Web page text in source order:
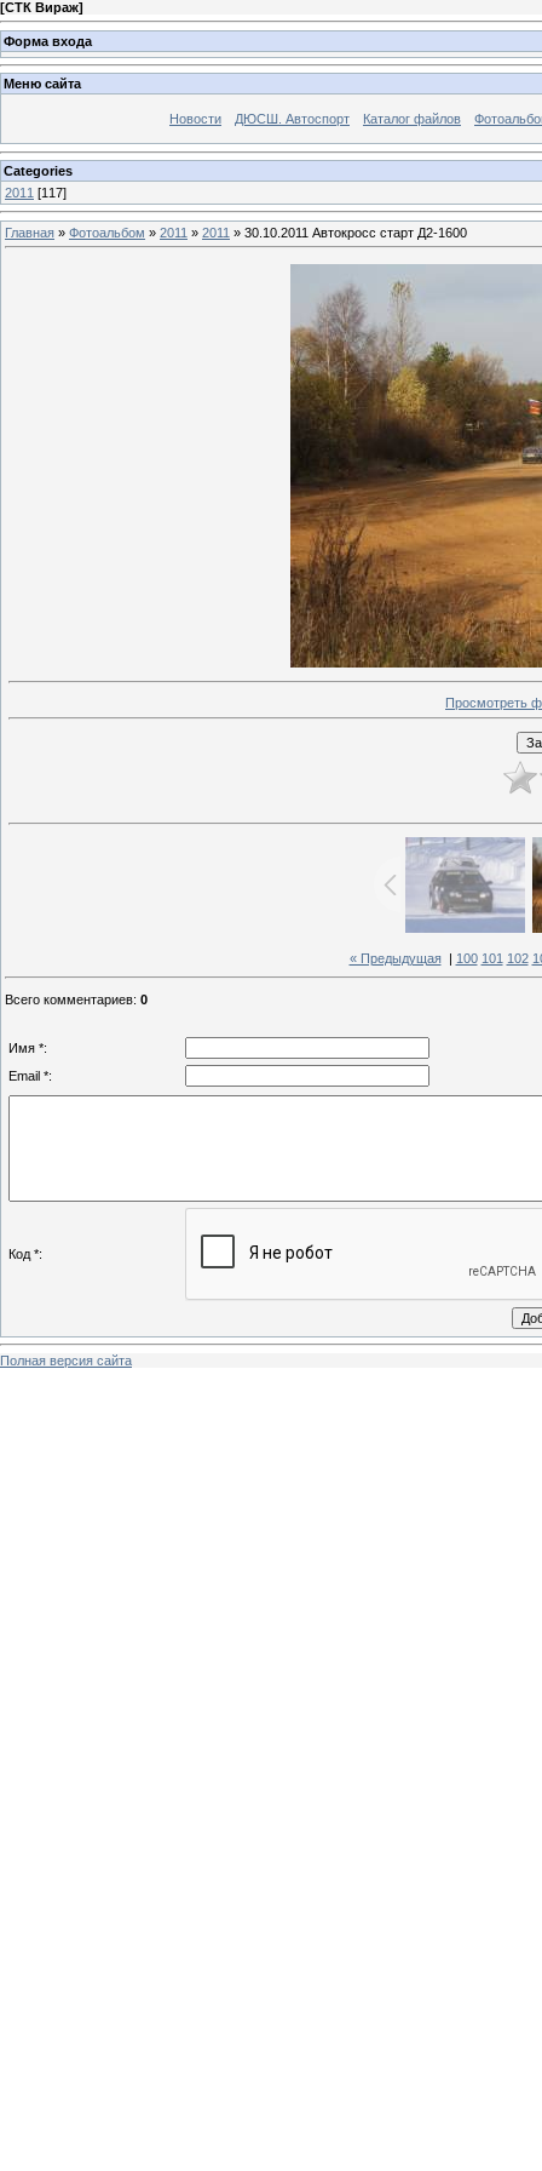
[СТК Вираж]
Форма входа
Меню сайта
Новости ДЮСШ. Автоспорт Каталог файлов
Categories
2011 [117]
Главная » Фотоальбом » 2011 » 2011 » 30.10.2011 Автокросс старт Д2-1600
Просмотреть
« Предыдущая| 100 101 102
Всего комментариев: 0
Имя *:
Email *:
Код *:
Полная версия сайта